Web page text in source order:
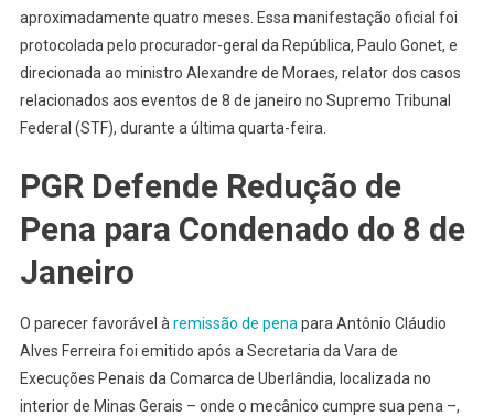
aproximadamente quatro meses. Essa manifestação oficial foi
protocolada pelo procurador-geral da República, Paulo Gonet, e
direcionada ao ministro Alexandre de Moraes, relator dos casos
relacionados aos eventos de 8 de janeiro no Supremo Tribunal
Federal (STF), durante a última quarta-feira.
PGR Defende Redução de
Pena para Condenado do 8 de
Janeiro
O parecer favorável à remissão de pena para Antônio Cláudio
Alves Ferreira foi emitido após a Secretaria da Vara de
Execuções Penais da Comarca de Uberlândia, localizada no
interior de Minas Gerais – onde o mecânico cumpre sua pena –,